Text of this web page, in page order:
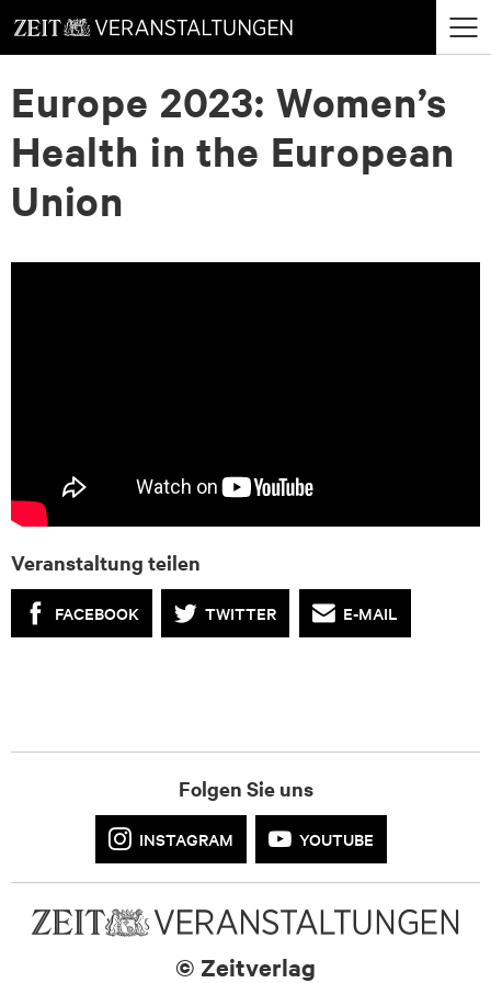
zum
Seiteninhalt
zum
Footer-
Menü
Menü
Europe 2023: Women’s
Health in the European
Union
Veranstaltung teilen
FACEBOOK TWITTER E-MAIL
Folgen Sie uns
INSTAGRAM YOUTUBE
© Zeitverlag